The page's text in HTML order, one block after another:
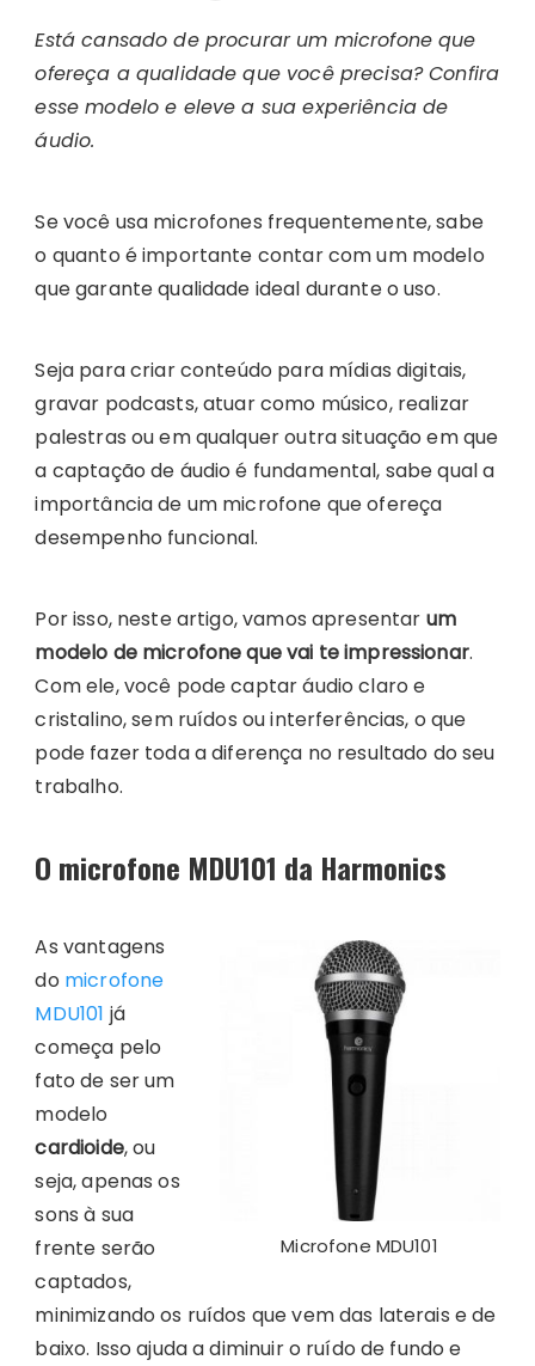
s
A
p
p
b
o
o
e
d
I
t
e
r
L
i
n
Está cansado de procurar um microfone que
ofereça a qualidade que você precisa? Confira
esse modelo e eleve a sua experiência de
áudio.
Se você usa microfones frequentemente, sabe
o quanto é importante contar com um modelo
que garante qualidade ideal durante o uso.
Seja para criar conteúdo para mídias digitais,
gravar podcasts, atuar como músico, realizar
palestras ou em qualquer outra situação em que
a captação de áudio é fundamental, sabe qual a
importância de um microfone que ofereça
desempenho funcional.
Por isso, neste artigo, vamos apresentar um
modelo de microfone que vai te impressionar.
Com ele, você pode captar áudio claro e
cristalino, sem ruídos ou interferências, o que
pode fazer toda a diferença no resultado do seu
trabalho.
O microfone MDU101 da Harmonics
Microfone MDU101
As vantagens
do microfone
MDU101 já
começa pelo
fato de ser um
modelo
cardioide, ou
seja, apenas os
sons à sua
frente serão
captados,
minimizando os ruídos que vem das laterais e de
baixo. Isso ajuda a diminuir o ruído de fundo e